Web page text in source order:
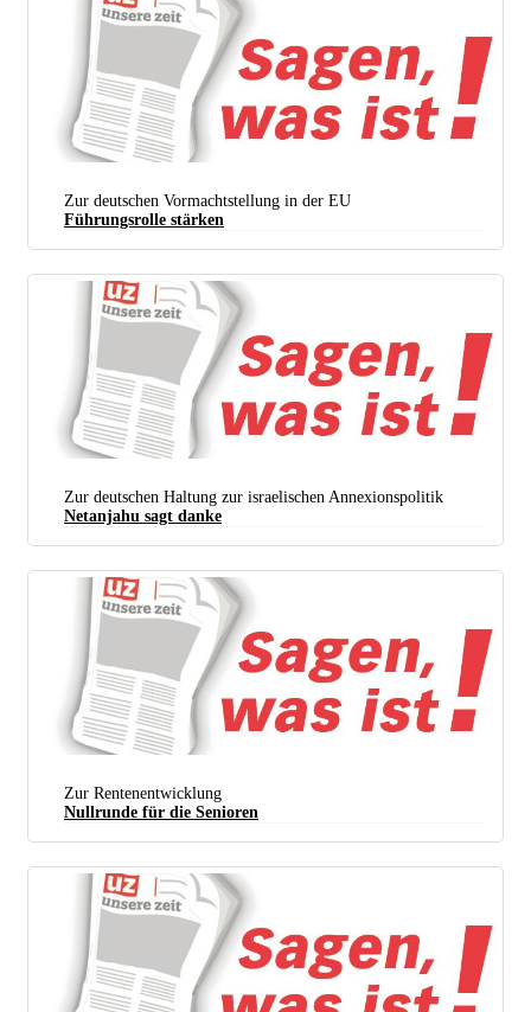
Zur deutschen Vormachtstellung in der EU
Führungsrolle stärken
Zur deutschen Haltung zur israelischen Annexionspolitik
Netanjahu sagt danke
Zur Rentenentwicklung
Nullrunde für die Senioren